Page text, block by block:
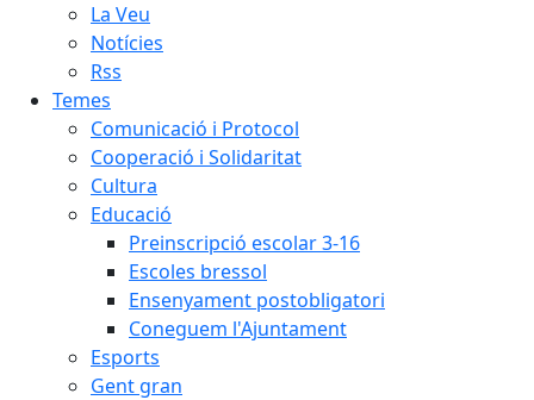
La Veu
Notícies
Rss
Temes
Comunicació i Protocol
Cooperació i Solidaritat
Cultura
Educació
Preinscripció escolar 3-16
Escoles bressol
Ensenyament postobligatori
Coneguem l'Ajuntament
Esports
Gent gran